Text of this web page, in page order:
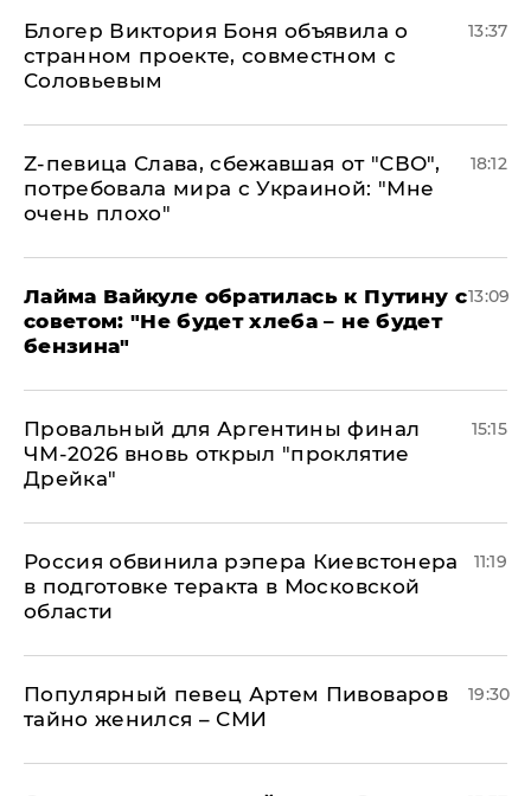
Блогер Виктория Боня объявила о
странном проекте, совместном с
Соловьевым
13:37
Z-певица Слава, сбежавшая от "СВО",
потребовала мира с Украиной: "Мне
очень плохо"
18:12
Лайма Вайкуле обратилась к Путину с
советом: "Не будет хлеба – не будет
бензина"
13:09
Провальный для Аргентины финал
ЧМ-2026 вновь открыл "проклятие
Дрейка"
15:15
Россия обвинила рэпера Киевстонера
в подготовке теракта в Московской
области
11:19
Популярный певец Артем Пивоваров
тайно женился – СМИ
19:30